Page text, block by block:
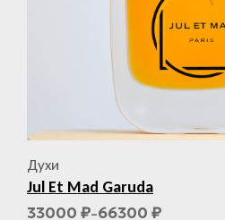
Духи
Jul Et Mad Garuda
33000 ₽–66300 ₽